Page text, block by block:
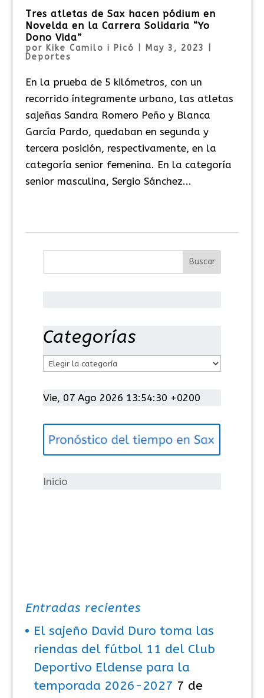
Tres atletas de Sax hacen pódium en
Novelda en la Carrera Solidaria “Yo
Dono Vida”
por Kike Camilo i Picó May 3, 2023
Deportes
En la prueba de 5 kilómetros, con un
recorrido íntegramente urbano, las atletas
sajeñas Sandra Romero Peño y Blanca
García Pardo, quedaban en segunda y
tercera posición, respectivamente, en la
categoría senior femenina. En la categoría
senior masculina, Sergio Sánchez...
Categorías
t
g
í
Vie, 07 Ago 2026 13:54:30 +0200
Inicio
Entradas recientes
El sajeño David Duro toma las
riendas del fútbol 11 del Club
Deportivo Eldense para la
temporada 2026-2027 7 de